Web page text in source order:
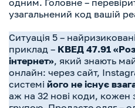
одним. Головне –
узагальнений код вашій
Ситуація 5 –
приклад – КВЕД 47.91
інтернет», який знають
онлайн: через сайт,
системі його не існує
аж на 32 нові коди, кожен